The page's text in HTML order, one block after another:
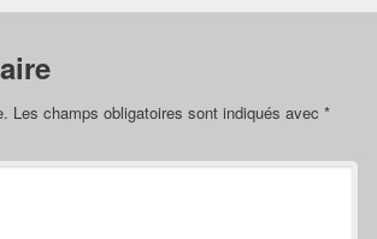
Les champs obligatoires sont indiqués avec *